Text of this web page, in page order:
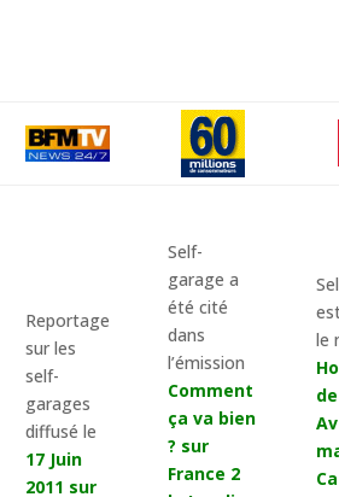
Reportage
sur les
self-
garages
diffusé le
17 Juin
2011 sur
Self-
garage a
été cité
dans
l’émission
Comment
ça va bien
? sur
France 2
le
Ca